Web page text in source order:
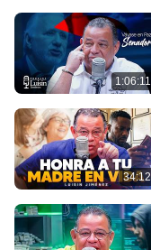
1:06:11
34:12